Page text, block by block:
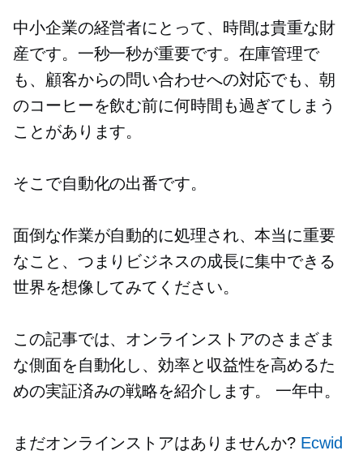
中小企業の経営者にとって、時間は貴重な財
産です。一秒一秒が重要です。在庫管理で
も、顧客からの問い合わせへの対応でも、朝
のコーヒーを飲む前に何時間も過ぎてしまう
ことがあります。
そこで自動化の出番です。
面倒な作業が自動的に処理され、本当に重要
なこと、つまりビジネスの成長に集中できる
世界を想像してみてください。
この記事では、オンラインストアのさまざま
な側面を自動化し、効率と収益性を高めるた
めの実証済みの戦略を紹介します。 一年中。
まだオンラインストアはありませんか? Ecwid